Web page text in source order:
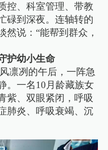
控、科室管理、带教
碌到深夜。连轴转的
然说：“能帮到群众，
护幼小生命
凛冽的午后，一阵急
。一名10月龄藏族女
紫、双眼紧闭，呼吸
肺炎、呼吸衰竭、沉